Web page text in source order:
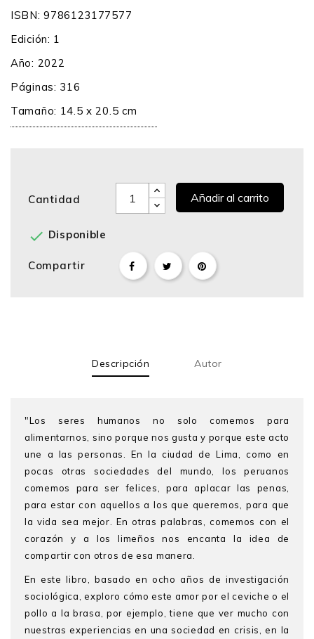
ISBN: 9786123177577
Edición: 1
Año: 2022
Páginas: 316
Tamaño: 14.5 x 20.5 cm
Cantidad Añadir al carrito
 Disponible
Compartir
Descripción Autor
"Los seres humanos no solo comemos para
alimentarnos, sino porque nos gusta y porque este acto
une a las personas. En la ciudad de Lima, como en
pocas otras sociedades del mundo, los peruanos
comemos para ser felices, para aplacar las penas,
para estar con aquellos a los que queremos, para que
la vida sea mejor. En otras palabras, comemos con el
corazón y a los limeños nos encanta la idea de
compartir con otros de esa manera.
En este libro, basado en ocho años de investigación
sociológica, exploro cómo este amor por el ceviche o el
pollo a la brasa, por ejemplo, tiene que ver mucho con
nuestras experiencias en una sociedad en crisis, en la